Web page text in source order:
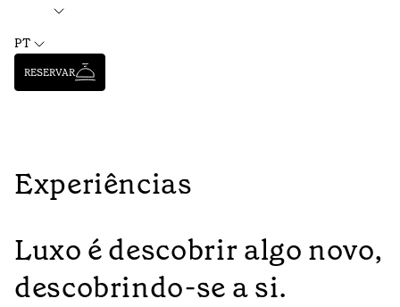
PT
RESERVAR
Experiências
Luxo é descobrir algo novo,
descobrindo-se a si.